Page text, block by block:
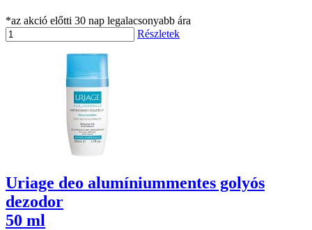
*az akció előtti 30 nap legalacsonyabb ára
Részletek
Uriage deo alumíniummentes golyós
dezodor
50 ml